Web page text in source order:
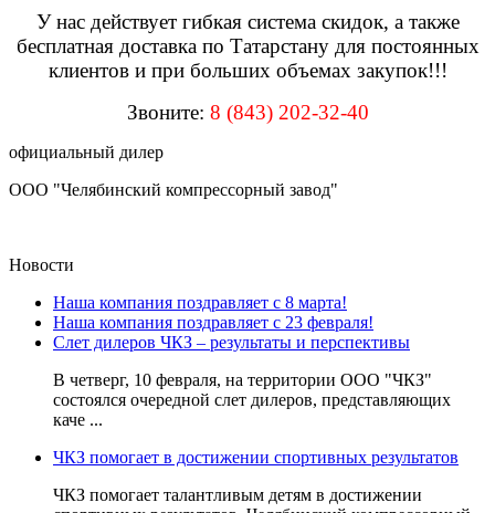
У нас действует гибкая система скидок, а также
бесплатная доставка по Татарстану для постоянных
клиентов и при больших объемах закупок!!!
Звоните: 8 (843) 202-32-40
официальный дилер
ООО "Челябинский компрессорный завод"
Новости
Наша компания поздравляет с 8 марта!
Наша компания поздравляет с 23 февраля!
Слет дилеров ЧКЗ – результаты и перспективы
В четверг, 10 февраля, на территории ООО "ЧКЗ"
состоялся очередной слет дилеров, представляющих
каче ...
ЧКЗ помогает в достижении спортивных результатов
ЧКЗ помогает талантливым детям в достижении